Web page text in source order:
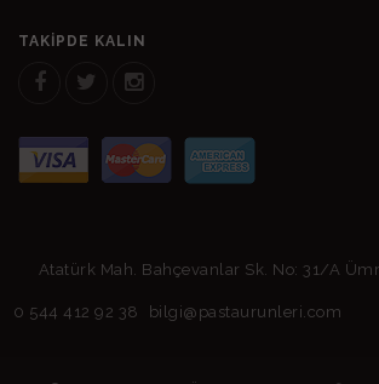
TAKIPDE KALIN
Atatürk Mah. Bahçevanlar Sk. No: 31/A
0 544 412 92 38 bilgi@pastaurunleri.com